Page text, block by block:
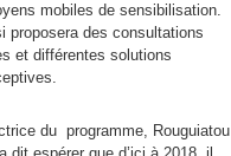
mobiles de sensibilisation.
proposera des consultations
et différentes solutions
du programme, Rouguiatou